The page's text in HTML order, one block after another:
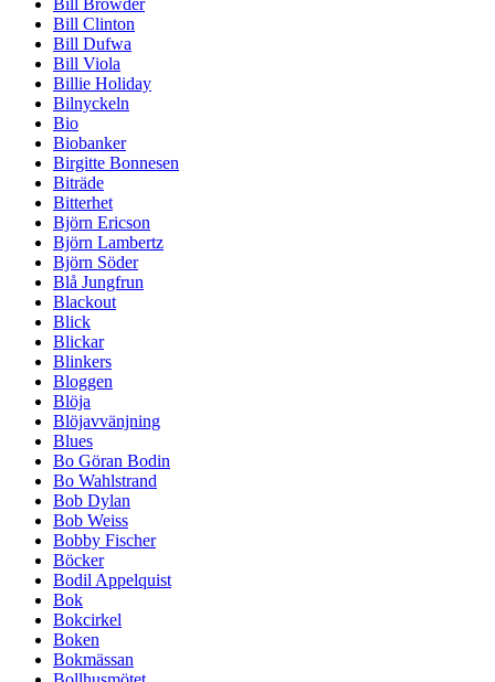
Bill Clinton
Bill Dufwa
Bill Viola
Billie Holiday
Bilnyckeln
Bio
Biobanker
Birgitte Bonnesen
Biträde
Bitterhet
Björn Ericson
Björn Lambertz
Björn Söder
Blå Jungfrun
Blackout
Blick
Blickar
Blinkers
Bloggen
Blöja
Blöjavvänjning
Blues
Bo Göran Bodin
Bo Wahlstrand
Bob Dylan
Bob Weiss
Bobby Fischer
Böcker
Bodil Appelquist
Bok
Bokcirkel
Boken
Bokmässan